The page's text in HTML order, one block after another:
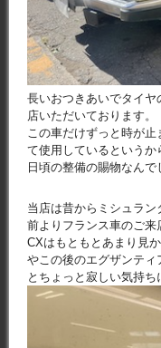
長いおつきあいでタイ
店いただいております。
この車だけずっと時が
て使用しているというか
日頃の整備の賜物なんで
当店は昔からミシュラ
前よりフランス車のご
CXはもともとあまり見
やこの後のエグザンテ
とちょっと寂しい気持ち